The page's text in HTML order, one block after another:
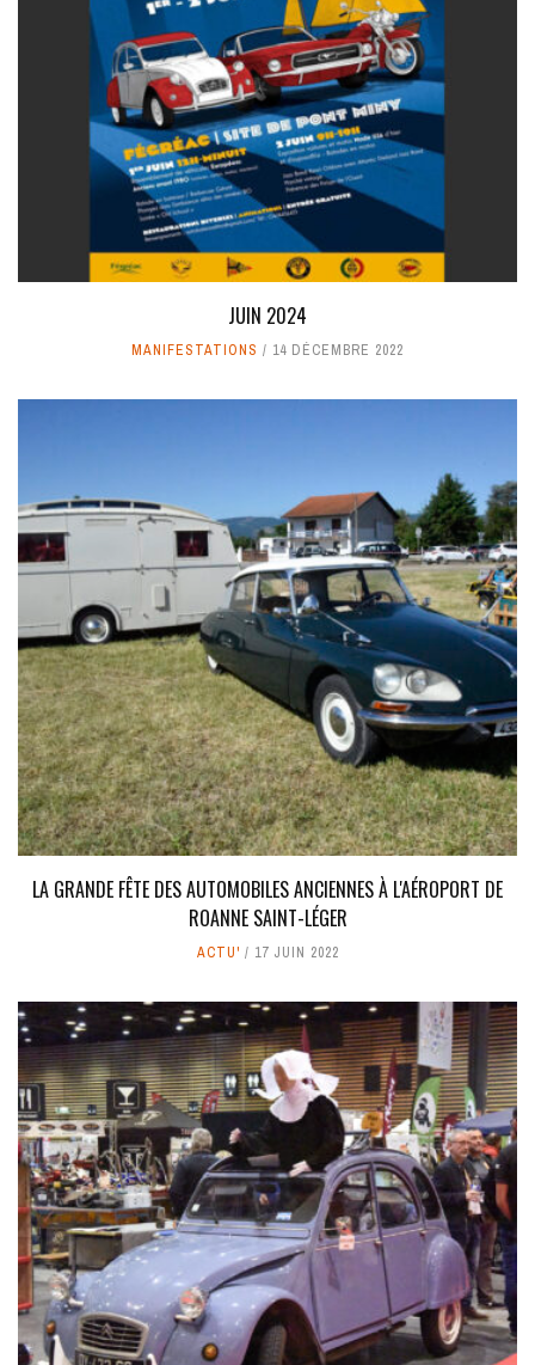
JUIN 2024
MANIFESTATIONS 14 DÉCEMBRE 2022
LA GRANDE FÊTE DES AUTOMOBILES ANCIENNES À L'AÉROPORT DE
ROANNE SAINT-LÉGER
ACTU' 17 JUIN 2022